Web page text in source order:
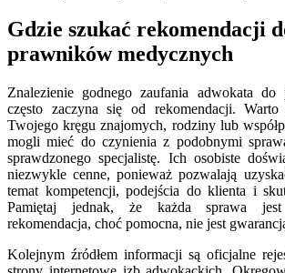
Gdzie szukać rekomendacji
prawników medycznych
Znalezienie godnego zaufania adwokata do
często zaczyna się od rekomendacji.
Twojego kręgu znajomych, rodziny lub
mogli mieć do czynienia z podobnymi
sprawdzonego specjalistę. Ich osobiste
niezwykle cenne, ponieważ pozwalają
temat kompetencji, podejścia do klienta i
Pamiętaj jednak, że każda sprawa
rekomendacja, choć pomocna, nie jest
Kolejnym źródłem informacji są oficjalne